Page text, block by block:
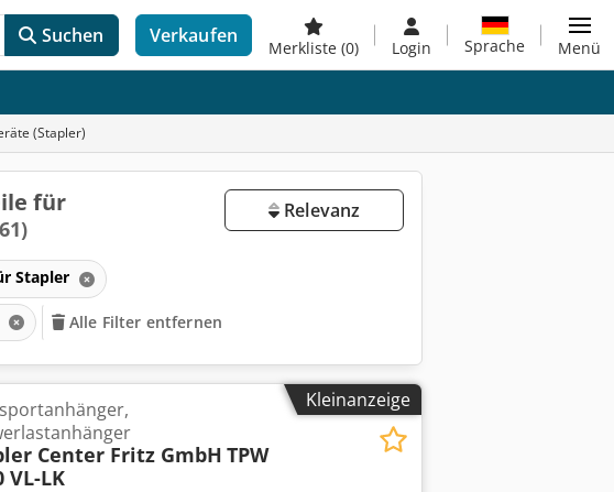
Suchen Verkaufen
Merkliste (0) Login Sprache Menü
(Stapler)
für
Relevanz
Stapler
Alle Filter entfernen
Kleinanzeige
Center Fritz GmbH TPW
VL-LK